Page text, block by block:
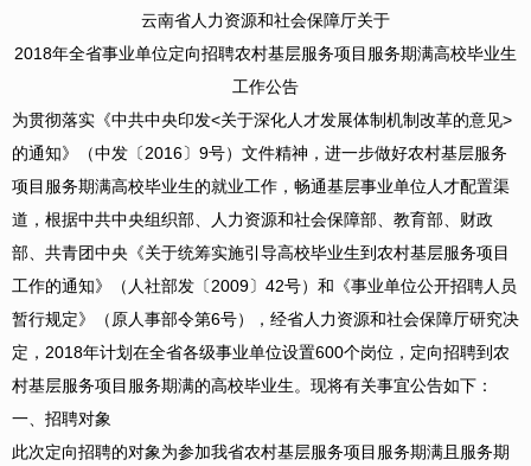
云南省人力资源和社会保障厅关于
2018年全省事业单位定向招聘农村基层服务项目服务期满高校毕业生
工作公告
为贯彻落实《中共中央印发<关于深化人才发展体制机制改革的意见>
的通知》（中发〔2016〕9号）文件精神，进一步做好农村基层服务
项目服务期满高校毕业生的就业工作，畅通基层事业单位人才配置渠
道，根据中共中央组织部、人力资源和社会保障部、教育部、财政
部、共青团中央《关于统筹实施引导高校毕业生到农村基层服务项目
工作的通知》（人社部发〔2009〕42号）和《事业单位公开招聘人员
暂行规定》（原人事部令第6号），经省人力资源和社会保障厅研究决
定，2018年计划在全省各级事业单位设置600个岗位，定向招聘到农
村基层服务项目服务期满的高校毕业生。现将有关事宜公告如下：
一、招聘对象
此次定向招聘的对象为参加我省农村基层服务项目服务期满且服务期